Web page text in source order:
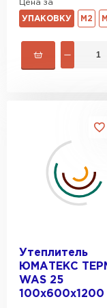
Цена за
УПАКОВКУ М2
Утеплитель
ЮМАТЕКС
WAS 25
100х600х1200